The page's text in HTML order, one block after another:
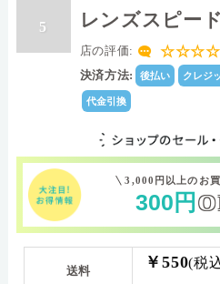
5 レンズスピード
店の評価:
決済方法: 後払い クレジ
代金引換
3,000円以上のお
300 円
送料 ￥550(税